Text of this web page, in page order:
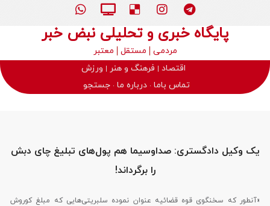
پایگاه خبری و تحلیلی نبض خبر
مردمی مستقل
معتبر
اقتصاد
فرهنگ و هنر
ورزش
تماس باما درباره ما جستجو
یک وکیل دادگستری: صداوسیما هم پول‌های تبلیغ چای دبش
را برگرداند!
«آنطور که سخنگوی قوه قضائیه عنوان نموده سلبریتی‌هایی که مبلغ کوروش